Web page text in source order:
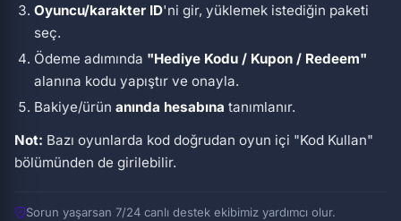
Oyuncu/karakter ID'ni gir, yüklemek istediğin paketi
seç.
Ödeme adımında "Hediye Kodu / Kupon / Redeem"
alanına kodu yapıştır ve onayla.
Bakiye/ürünanında hesabına tanımlanır.
Not: Bazı oyunlarda kod doğrudan oyun içi "Kod Kullan"
bölümünden de girilebilir.
Sorun yaşarsan 7/24 canlı destek ekibimiz yardımcı olur.